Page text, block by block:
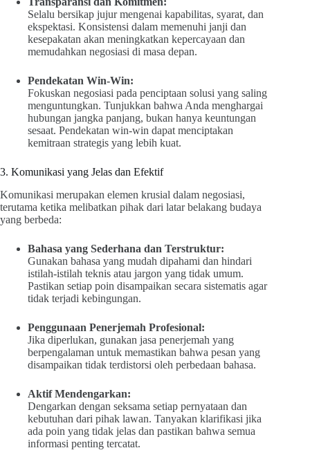
Selalu bersikap jujur mengenai kapabilitas, syarat, dan
ekspektasi. Konsistensi dalam memenuhi janji dan
kesepakatan akan meningkatkan kepercayaan dan
memudahkan negosiasi di masa depan.
Pendekatan Win-Win:
Fokuskan negosiasi pada penciptaan solusi yang saling
menguntungkan. Tunjukkan bahwa Anda menghargai
hubungan jangka panjang, bukan hanya keuntungan
sesaat. Pendekatan win-win dapat menciptakan
kemitraan strategis yang lebih kuat.
3. Komunikasi yang Jelas dan Efektif
Komunikasi merupakan elemen krusial dalam negosiasi,
terutama ketika melibatkan pihak dari latar belakang budaya
yang berbeda:
Bahasa yang Sederhana dan Terstruktur:
Gunakan bahasa yang mudah dipahami dan hindari
istilah-istilah teknis atau jargon yang tidak umum.
Pastikan setiap poin disampaikan secara sistematis agar
tidak terjadi kebingungan.
Penggunaan Penerjemah Profesional:
Jika diperlukan, gunakan jasa penerjemah yang
berpengalaman untuk memastikan bahwa pesan yang
disampaikan tidak terdistorsi oleh perbedaan bahasa.
Aktif Mendengarkan:
Dengarkan dengan seksama setiap pernyataan dan
kebutuhan dari pihak lawan. Tanyakan klarifikasi jika
ada poin yang tidak jelas dan pastikan bahwa semua
informasi penting tercatat.